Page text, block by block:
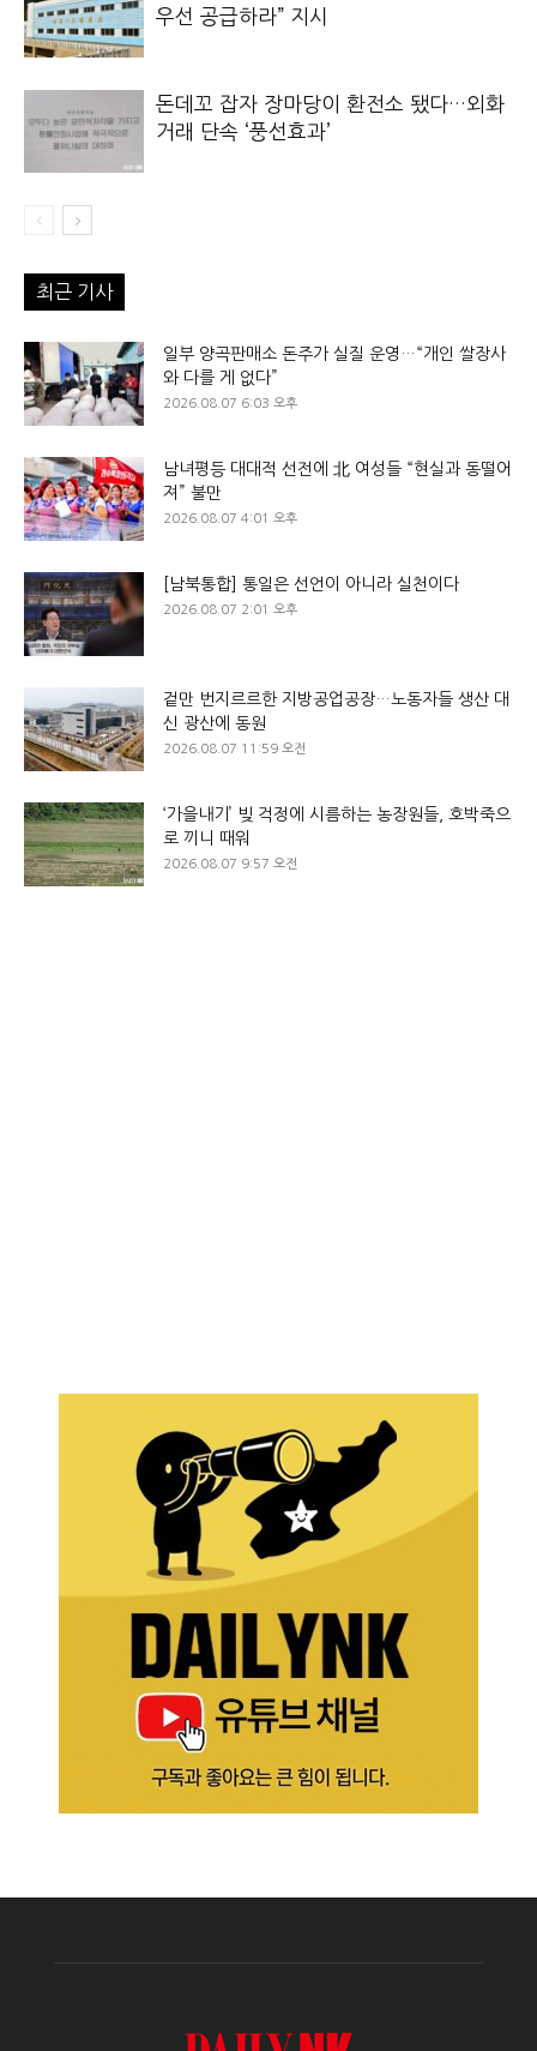
우선 공급하라” 지시
돈데꼬 잡자 장마당이 환전소 됐다…외화
거래 단속 ‘풍선효과’
최근 기사
일부 양곡판매소 돈주가 실질 운영…“개인 쌀장사
와 다를 게 없다”
2026.08.07 6:03 오후
남녀평등 대대적 선전에 北 여성들 “현실과 동떨어
져” 불만
2026.08.07 4:01 오후
[남북통합] 통일은 선언이 아니라 실천이다
2026.08.07 2:01 오후
겉만 번지르르한 지방공업공장…노동자들 생산 대
신 광산에 동원
2026.08.07 11:59 오전
‘가을내기’ 빚 걱정에 시름하는 농장원들, 호박죽으
로 끼니 때워
2026.08.07 9:57 오전